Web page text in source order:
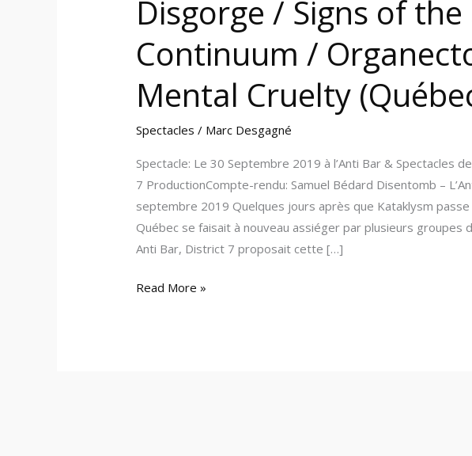
Disgorge / Signs of
Continuum /
Mental Cruelty
Spectacles / Marc Desgagné
Spectacle: Le 30 Septembre 2019 à l’Anti Bar & Spectacles
7 ProductionCompte-rendu: Samuel Bédard Disentomb –
septembre 2019 Quelques jours après que Kataklysm passe
Québec se faisait à nouveau assiéger par plusieurs groupes
Anti Bar, District 7 proposait cette […]
Read More »